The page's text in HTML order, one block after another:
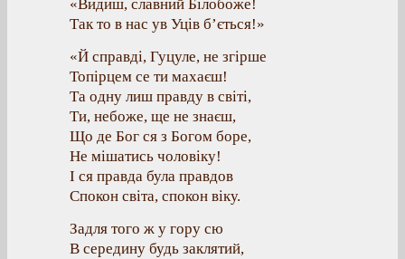
«Видиш, славний Білобоже!
Так то в нас ув Уців б’ється!»
«Й справді, Гуцуле, не згірше
Топірцем се ти махаєш!
Та одну лиш правду в світі,
Ти, небоже, ще не знаєш,
Що де Бог ся з Богом боре,
Не мішатись чоловіку!
І ся правда була правдов
Спокон світа, спокон віку.
Задля того ж у гору сю
В середину будь заклятий,